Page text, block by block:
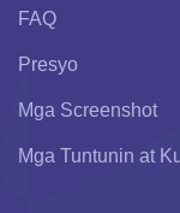
FAQ
Presyo
Mga Screenshot
Mga Tuntunin at